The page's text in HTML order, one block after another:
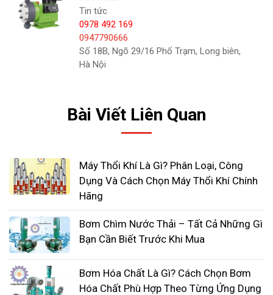
sử dụng tiếp xúc với thực phẩm.
Ứng dụng điện: đặc tính điện môi tốt và chịu được
và kiềm cao. Nhờ khả năng chịu nhiệt độ cao hơn
hóa dầu. Nó không thích hợp để sử dụng với axit
oxy hóa nồng độ cao.
Tin tức
0978 492 169
0947790666
Số 18B, Ngõ 29/16 Phố Trạm, Long biên,
Hà Nội
Bài Viết Liên Quan
Máy Thổi Khí Là Gì? Phân Loại, Công
Dụng Và Cách Chọn Máy Thổi Khí Chính
Hãng
Bơm Chìm Nước Thải – Tất Cả Những Gì
Bạn Cần Biết Trước Khi Mua
Bơm Hóa Chất Là Gì? Cách Chọn Bơm
Hóa Chất Phù Hợp Theo Từng Ứng Dụng